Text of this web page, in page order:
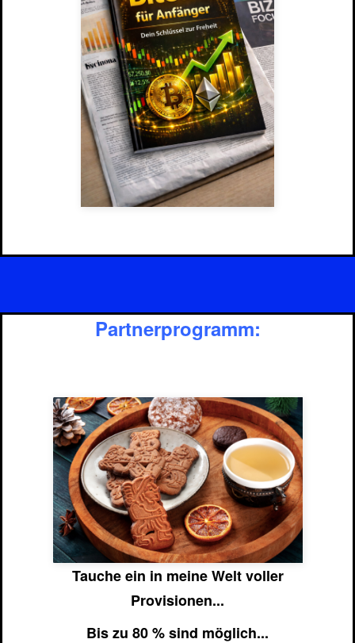
Partnerprogramm:
Tauche ein in meine Welt voller
Provisionen...
Bis zu 80 % sind möglich...